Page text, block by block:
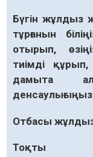
Бүгін жұлдыз
тұрғанын
отырып,
тиімді
дамыта
Отбасы
Тоқты